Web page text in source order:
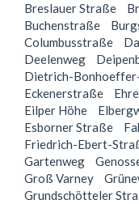
Breslauer Straße
Buchenstraße
Columbusstraße
Deelenweg
Dietrich-
Eckenerstraße
Eilper Höhe
Esborner Straße
Friedrich-Ebert-
Gartenweg
Groß Varney
Grundschötteler